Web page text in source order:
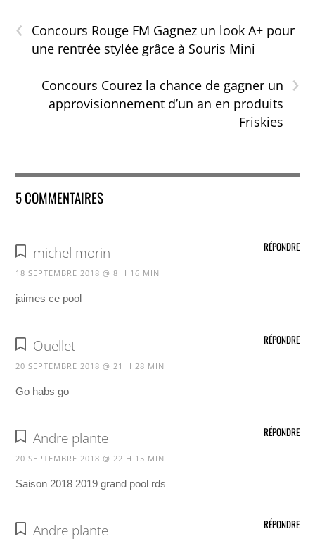
‹
Concours Rouge FM Gagnez un look A+ pour
une rentrée stylée grâce à Souris Mini
›
Concours Courez la chance de gagner un
approvisionnement d’un an en produits
Friskies
5 COMMENTAIRES
michel morin
18 SEPTEMBRE 2018 @ 8 H 16 MIN
jaimes ce pool
RÉPONDRE
Ouellet
20 SEPTEMBRE 2018 @ 21 H 28 MIN
Go habs go
RÉPONDRE
Andre plante
20 SEPTEMBRE 2018 @ 22 H 15 MIN
Saison 2018 2019 grand pool rds
RÉPONDRE
Andre plante RÉPONDRE